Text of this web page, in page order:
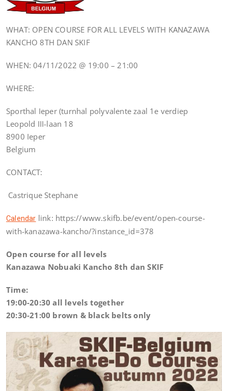
WHAT: OPEN COURSE FOR ALL LEVELS WITH KANAZAWA
KANCHO 8TH DAN SKIF
WHEN: 04/11/2022 @ 19:00 – 21:00
WHERE:
Sporthal Ieper (turnhal polyvalente zaal 1e verdiep
Leopold III-laan 18
8900 Ieper
Belgium
CONTACT:
Castrique Stephane
Calendar link: https://www.skifb.be/event/open-course-
with-kanazawa-kancho/?instance_id=378
Open course for all levels
Kanazawa Nobuaki Kancho 8th dan SKIF
Time:
19:00-20:30 all levels together
20:30-21:00 brown & black belts only